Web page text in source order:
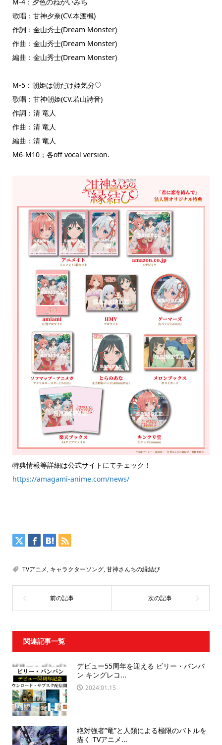
歌唱：甘神夕奈(CV.本渡楓)
作詞：金山秀士(Dream Monster)
作曲：金山秀士(Dream Monster)
編曲：金山秀士(Dream Monster)
M-5：朝姫は朝だけ姫気分♡
歌唱：甘神朝姫(CV.若山詩音)
作詞：清 竜人
作曲：清 竜人
編曲：清 竜人
M6-M10；各off vocal version.
特典情報等詳細は公式サイトにてチェック！
https://amagami-anime.com/news/
TVアニメ, キャラクターソング,甘神さんちの縁結び
関連記事一覧
デビュー55周年を迎える ビリー・バンバ
ン キングレコ...
2024.01.15
絶対強者”竜”と人類による極限のバトルを
描く TVアニメ...